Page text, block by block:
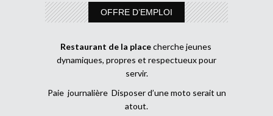
OFFRE D’EMPLOI
Restaurant de la placecherche jeunes
dynamiques, propres et respectueux pour
servir.
Paie journalière Disposer d’une moto serait un
atout.